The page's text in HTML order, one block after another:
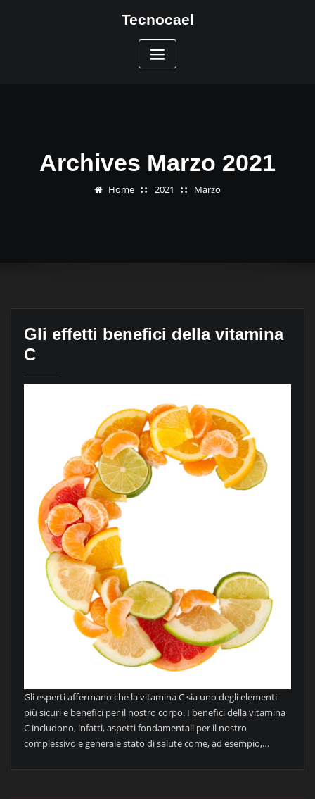
Tecnocael
Archives Marzo 2021
Home 2021 Marzo
Gli effetti benefici della vitamina
C
Gli esperti affermano che la vitamina C sia uno degli elementi
più sicuri e benefici per il nostro corpo. I benefici della vitamina
C includono, infatti, aspetti fondamentali per il nostro
complessivo e generale stato di salute come, ad esempio,…